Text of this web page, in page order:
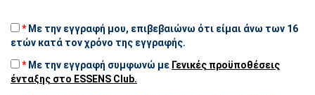
*Με την εγγραφή μου, επιβεβαιώνω ότι είμαι άνω των 16
ετών κατά τον χρόνο της εγγραφής.
*Με την εγγραφή συμφωνώ με Γενικές προϋποθέσεις
ένταξης στο ESSENS Club.